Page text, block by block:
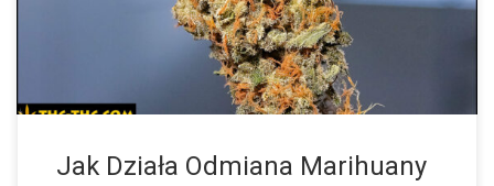
Jak Działa Odmiana Marihuany